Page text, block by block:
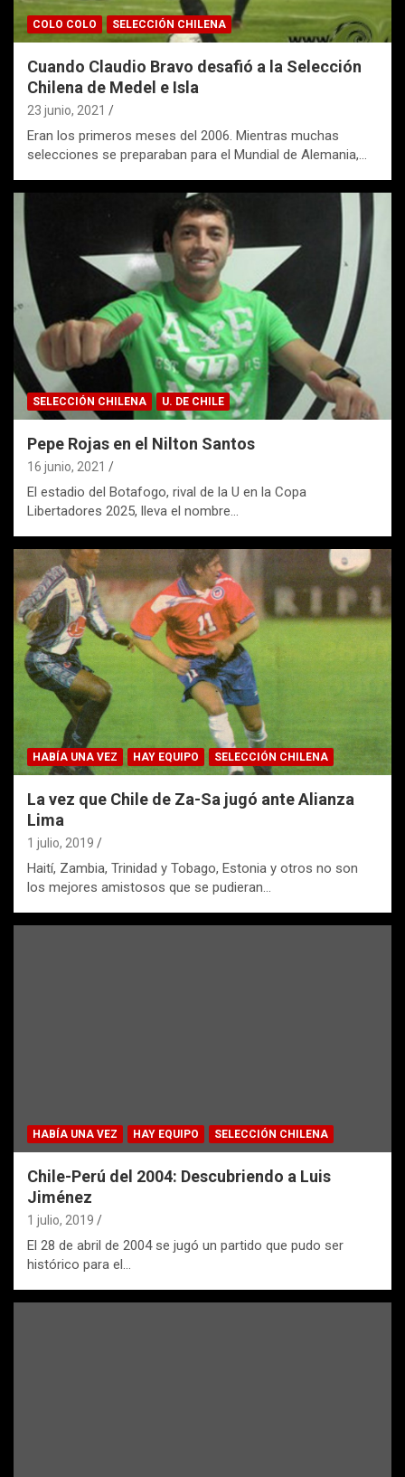
COLO COLO SELECCIÓN CHILENA
Cuando Claudio Bravo desafió a la Selección
Chilena de Medel e Isla
23 junio, 2021
Eran los primeros meses del 2006. Mientras muchas
selecciones se preparaban para el Mundial de Alemania,…
SELECCIÓN CHILENA U. DE CHILE
Pepe Rojas en el Nilton Santos
16 junio, 2021
El estadio del Botafogo, rival de la U en la Copa
Libertadores 2025, lleva el nombre…
HABÍA UNA VEZ HAY EQUIPO SELECCIÓN CHILENA
La vez que Chile de Za-Sa jugó ante Alianza
Lima
1 julio, 2019
Haití, Zambia, Trinidad y Tobago, Estonia y otros no son
los mejores amistosos que se pudieran…
HABÍA UNA VEZ HAY EQUIPO SELECCIÓN CHILENA
Chile-Perú del 2004: Descubriendo a Luis
Jiménez
1 julio, 2019
El 28 de abril de 2004 se jugó un partido que pudo ser
histórico para el…